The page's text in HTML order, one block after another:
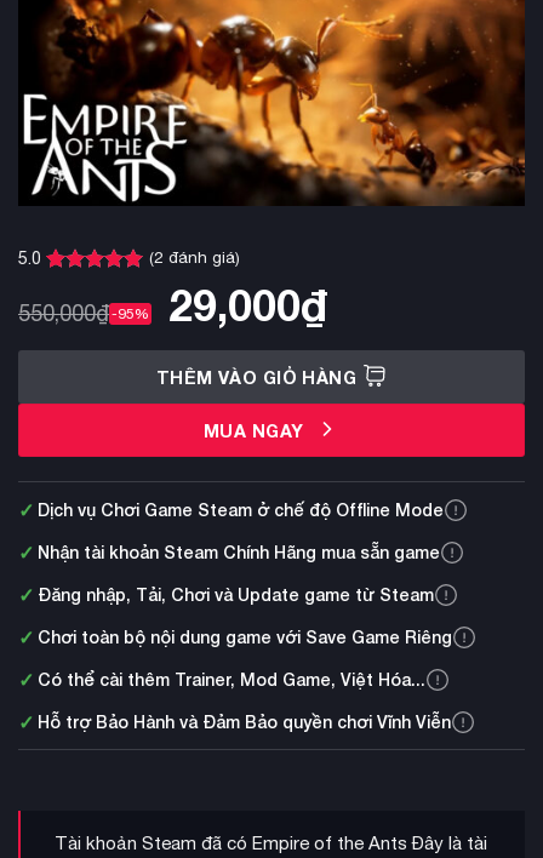
5.0
dựa trên
đánh giá
(2 đánh giá)
550,000₫-95% 29,000₫
THÊM VÀO GIỎ HÀNG
MUA NGAY
✓ Dịch vụ Chơi Game Steam ở chế độ Offline Mode
✓ Nhận tài khoản Steam Chính Hãng mua sẵn game
✓ Đăng nhập, Tải, Chơi và Update game từ Steam
✓ Chơi toàn bộ nội dung game với Save Game Riêng
✓ Có thể cài thêm Trainer, Mod Game, Việt Hóa...
✓ Hỗ trợ Bảo Hành và Đảm Bảo quyền chơi Vĩnh Viễn
Tài khoản Steam đã có Empire of the Ants Đây là tài